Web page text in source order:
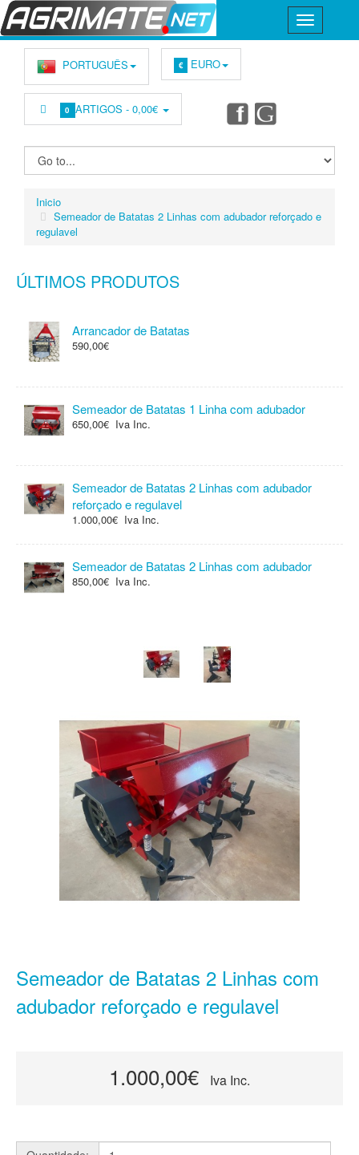
PORTUGUÊS € EURO
0 ARTIGOS -0,00€
Inicio
Semeador de Batatas 2 Linhas com adubador reforçado e
regulavel
ÚLTIMOS PRODUTOS
Arrancador de Batatas
590,00€
Semeador de Batatas 1 Linha com adubador
650,00€ Iva Inc.
Semeador de Batatas 2 Linhas com adubador
reforçado e regulavel
1.000,00€ Iva Inc.
Semeador de Batatas 2 Linhas com adubador
850,00€ Iva Inc.
Semeador de Batatas 2 Linhas com
adubador reforçado e regulavel
1.000,00€ Iva Inc.